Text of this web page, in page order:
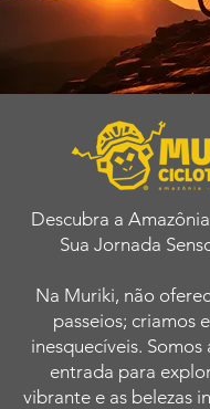
Descubra a
Sua Jornada
Na Muriki, não
passeios; criamos
inesquecíveis.
entrada para
vibrante e as belezas